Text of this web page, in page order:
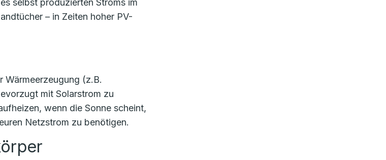
selbst produzierten Stroms im
– in Zeiten hoher PV-
Wärmeerzeugung (z.B.
mit Solarstrom zu
wenn die Sonne scheint,
Netzstrom zu benötigen.